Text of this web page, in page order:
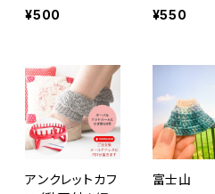
¥500
¥550
アンクレットカフ
富士山